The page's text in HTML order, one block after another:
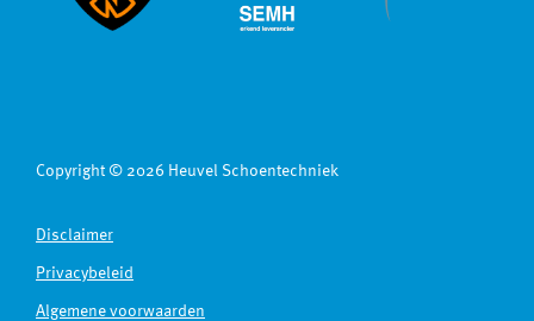
Copyright © 2026 Heuvel Schoentechniek
Disclaimer
Privacybeleid
Algemene voorwaarden